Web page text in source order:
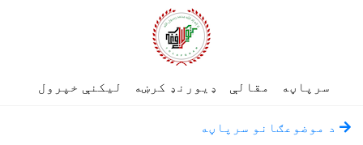
سرپاڼه مقالې ډیورنډ کرښه لیکنې خپرول
د موضوعګانو سرپاڼه